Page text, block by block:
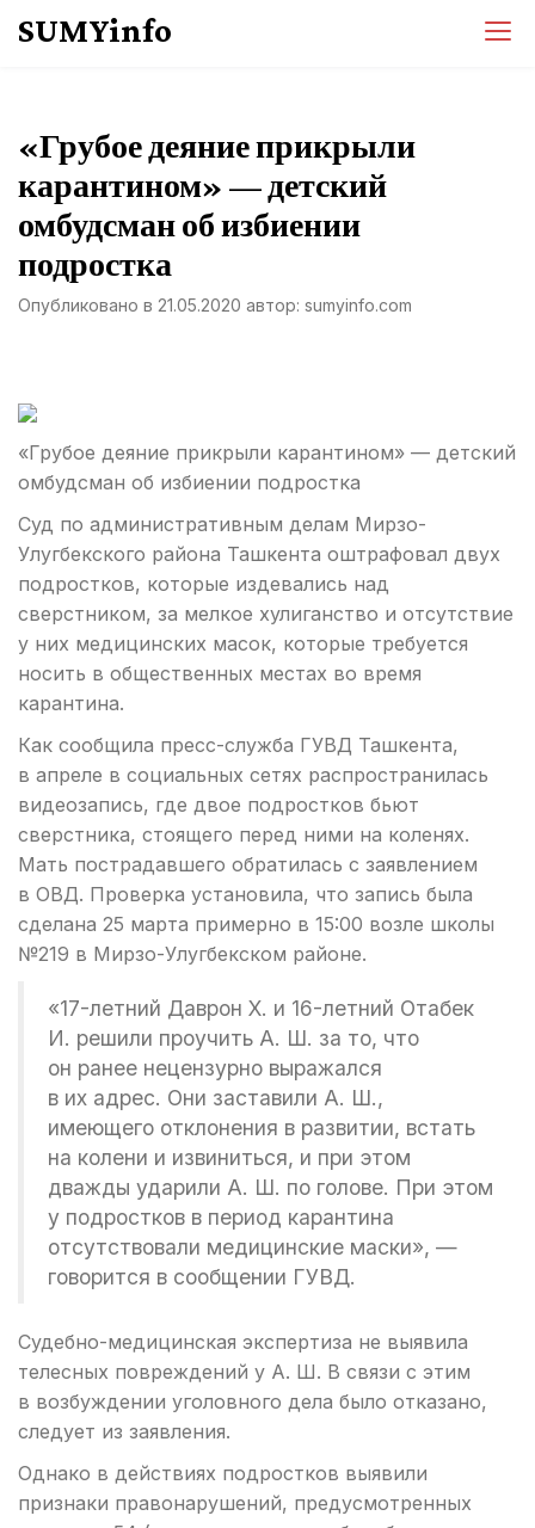
SUMYinfo
«Грубое деяние прикрыли
карантином» — детский
омбудсман об избиении
подростка
Опубликовано в 21.05.2020 автор: sumyinfo.com
«Грубое деяние прикрыли карантином» — детский
омбудсман об избиении подростка
Суд по административным делам Мирзо-
Улугбекского района Ташкента оштрафовал двух
подростков, которые издевались над
сверстником, за мелкое хулиганство и отсутствие
у них медицинских масок, которые требуется
носить в общественных местах во время
карантина.
Как сообщила пресс-служба ГУВД Ташкента,
в апреле в социальных сетях распространилась
видеозапись, где двое подростков бьют
сверстника, стоящего перед ними на коленях.
Мать пострадавшего обратилась с заявлением
в ОВД. Проверка установила, что запись была
сделана 25 марта примерно в 15:00 возле школы
№219 в Мирзо-Улугбекском районе.
«17-летний Даврон Х. и 16-летний Отабек
И. решили проучить А. Ш. за то, что
он ранее нецензурно выражался
в их адрес. Они заставили А. Ш.,
имеющего отклонения в развитии, встать
на колени и извиниться, и при этом
дважды ударили А. Ш. по голове. При этом
у подростков в период карантина
отсутствовали медицинские маски», —
говорится в сообщении ГУВД.
Судебно-медицинская экспертиза не выявила
телесных повреждений у А. Ш. В связи с этим
в возбуждении уголовного дела было отказано,
следует из заявления.
Однако в действиях подростков выявили
признаки правонарушений, предусмотренных